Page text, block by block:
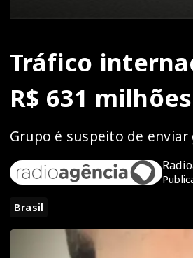
Tráfico
R$ 631 milhões
Grupo é suspeito de
Brasil